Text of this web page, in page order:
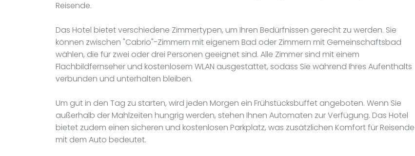
Reisende.
Das Hotel bietet verschiedene Zimmertypen, um Ihren Bedürfnissen gerecht zu werden. Sie
können zwischen "Cabrio"-Zimmern mit eigenem Bad oder Zimmern mit Gemeinschaftsbad
wählen, die für zwei oder drei Personen geeignet sind. Alle Zimmer sind mit einem
Flachbildfernseher und kostenlosem WLAN ausgestattet, sodass Sie während Ihres Aufenthalts
verbunden und unterhalten bleiben.
Um gut in den Tag zu starten, wird jeden Morgen ein Frühstücksbuffet angeboten. Wenn Sie
außerhalb der Mahlzeiten hungrig werden, stehen Ihnen Automaten zur Verfügung. Das Hotel
bietet zudem einen sicheren und kostenlosen Parkplatz, was zusätzlichen Komfort für Reisende
mit dem Auto bedeutet.